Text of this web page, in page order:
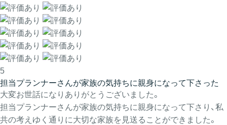
5
担当プランナーさんが家族の気持ちに親身になって下さった
大変お世話になりありがとうございました。
担当プランナーさんが家族の気持ちに親身になって下さり、私
共の考えゆく通りに大切な家族を見送ることができました。